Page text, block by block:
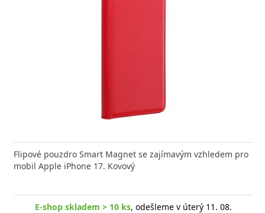
Flipové pouzdro Smart Magnet se zajímavým vzhledem pro
mobil Apple iPhone 17. Kovový
E-shop skladem > 10 ks, odešleme v úterý 11. 08.
FIXED zajistí rychlé a bezpečné nabíjení
moderního smartphonu,